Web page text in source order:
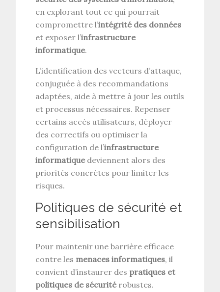
en explorant tout ce qui pourrait
compromettre l’intégrité des données
et exposer l’infrastructure
informatique.
L’identification des vecteurs d’attaque,
conjuguée à des recommandations
adaptées, aide à mettre à jour les outils
et processus nécessaires. Repenser
certains accès utilisateurs, déployer
des correctifs ou optimiser la
configuration de l’infrastructure
informatiquedeviennent alors des
priorités concrètes pour limiter les
risques.
Politiques de sécurité et
sensibilisation
Pour maintenir une barrière efficace
contre les menaces informatiques, il
convient d’instaurer des pratiques et
politiques de sécuritérobustes.